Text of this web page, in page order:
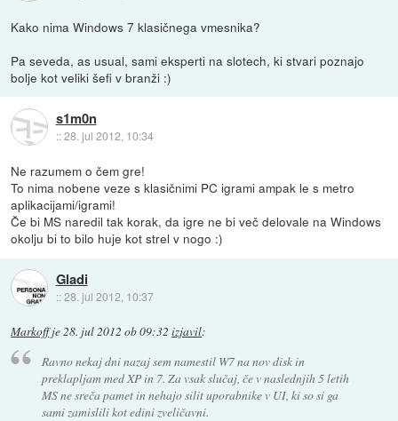
Kako nima Windows 7 klasičnega vmesnika?
Pa seveda, as usual, sami eksperti na slotech, ki stvari poznajo
bolje kot veliki šefi v branži :)
s1m0n
::28. jul 2012, 10:34
Ne razumem o čem gre!
To nima nobene veze s klasičnimi PC igrami ampak le s metro
aplikacijami/igrami!
Če bi MS naredil tak korak, da igre ne bi več delovale na Windows
okolju bi to bilo huje kot strel v nogo :)
Gladi
::28. jul 2012, 10:37
Markoffje28. jul 2012 ob 09:32 izjavil:
Ravno nekaj dni nazaj sem namestil W7 na nov disk in
preklapljam med XP in 7. Za vsak slučaj, če v naslednjih 5 letih
MS ne sreča pamet in nehajo silit uporabnike v UI, ki so si ga
sami zamislili kot edini zveličavni.